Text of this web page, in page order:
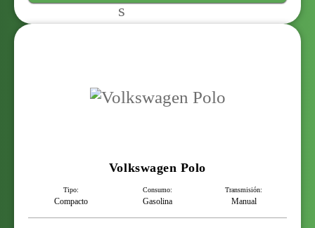
Volkswagen Polo
Tipo:
Compacto
Consumo:
Gasolina
Transmisión:
Manual